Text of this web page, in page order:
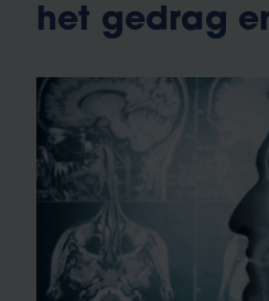
het gedrag